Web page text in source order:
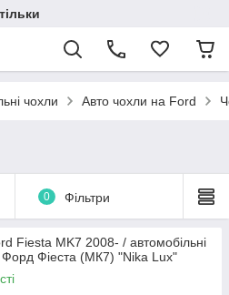
чохли Авто чохли на Ford
0 Фільтри
Fiesta MK7 2008- / автомобільні
Форд Фіеста (МК7) "Nika Lux"